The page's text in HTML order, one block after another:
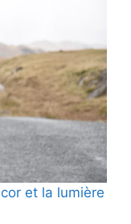
et la lumière